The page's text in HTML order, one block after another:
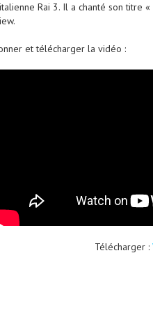
Rai 3. Il a chanté son titre
et télécharger la vidéo :
Télécharger :